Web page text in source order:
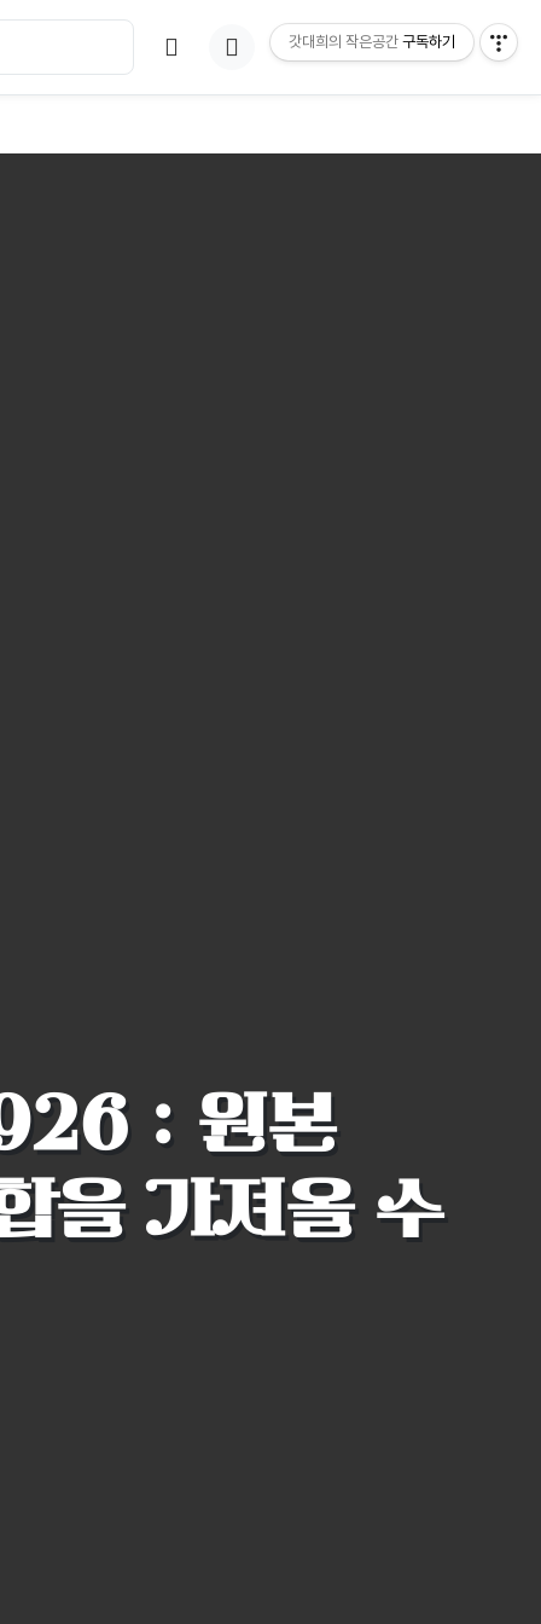
: 원본
을 가져올 수
갓대희의 작은공간 구독하기